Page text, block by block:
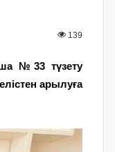
139
№33 түзету
арылуға